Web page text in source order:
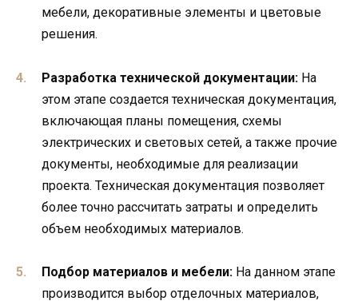
мебели, декоративные элементы и цветовые
решения.
Разработка технической документации: На
этом этапе создается техническая документация,
включающая планы помещения, схемы
электрических и световых сетей, а также прочие
документы, необходимые для реализации
проекта. Техническая документация позволяет
более точно рассчитать затраты и определить
объем необходимых материалов.
Подбор материалов и мебели: На данном этапе
производится выбор отделочных материалов,